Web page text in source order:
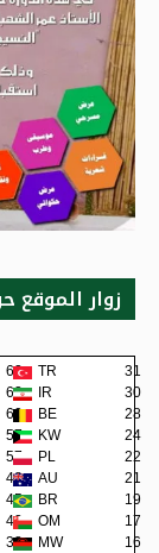
زوار الموقع
62 TR
31
62 IR
30
60 BE
28
57 KW
24
57 PL
22
48 AU
21
45 BR
19
42 OM
17
38 MW
16